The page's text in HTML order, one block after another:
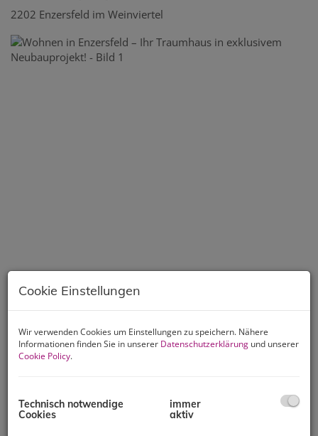
2202 Enzersfeld im Weinviertel
Cookie Einstellungen
Wir verwenden Cookies um Einstellungen zu speichern. Nähere
Informationen finden Sie in unserer Datenschutzerklärung und unserer
Cookie Policy.
Technisch notwendige
Cookies
immer
aktiv